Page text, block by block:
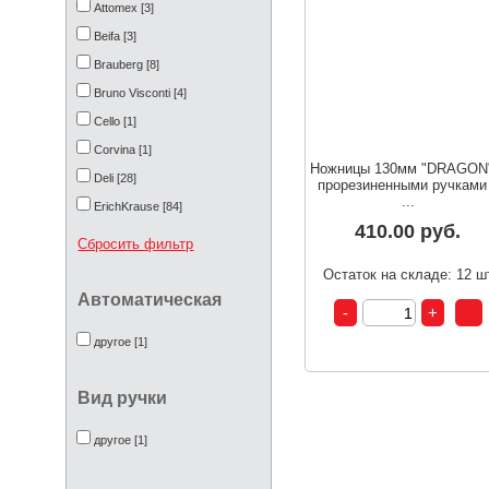
Attomex [3]
Beifa [3]
Brauberg [8]
Bruno Visconti [4]
Cello [1]
Corvina [1]
Deli [28]
ErichKrause [84]
MCBASIR [3]
Mazari [7]
MunHwa [3]
Сбросить фильтр
Автоматическая
другое [1]
Вид ручки
другое [1]
Ножницы 130мм
прорезиненными
...
410.00 руб.
Остаток на складе: 12